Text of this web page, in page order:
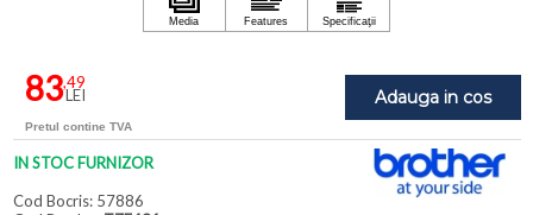
Adauga in cos
83,49
LEI
Pretul contine TVA
IN STOC FURNIZOR
Cod Bocris: 57886